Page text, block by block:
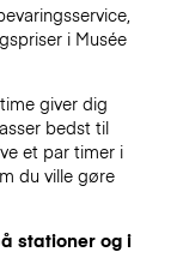
i Musée
giver dig
bedst til
et par timer i
du ville gøre
stationer og i